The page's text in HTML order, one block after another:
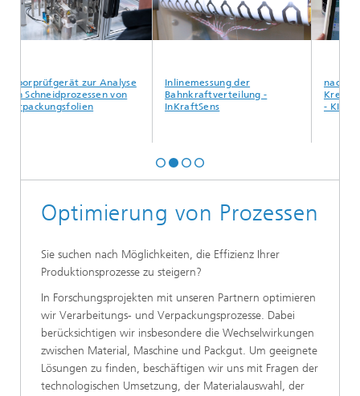
zur Analyse
von
Inlinemessung der
Bahnkraftverteilung -
- KIOptiPack
Optimierung von Prozessen
Sie suchen nach Möglichkeiten, die Effizienz Ihrer
Produktionsprozesse zu steigern?
In Forschungsprojekten mit unseren Partnern optimieren
wir Verarbeitungs- und Verpackungsprozesse. Dabei
berücksichtigen wir insbesondere die Wechselwirkungen
zwischen Material, Maschine und Packgut. Um geeignete
Lösungen zu finden, beschäftigen wir uns mit Fragen der
technologischen Umsetzung, der Materialauswahl, der